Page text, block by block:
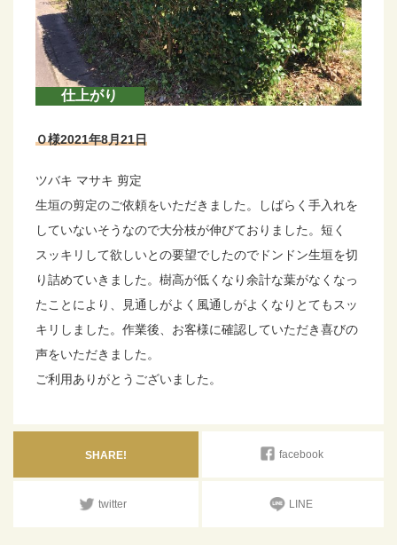
仕上がり
Ｏ様2021年8月21日
ツバキ マサキ 剪定
生垣の剪定のご依頼をいただきました。しばらく手入れを
していないそうなので大分枝が伸びておりました。短く
スッキリして欲しいとの要望でしたのでドンドン生垣を切
り詰めていきました。樹高が低くなり余計な葉がなくなっ
たことにより、見通しがよく風通しがよくなりとてもスッ
キリしました。作業後、お客様に確認していただき喜びの
声をいただきました。
ご利用ありがとうございました。
SHARE! facebook
twitter LINE